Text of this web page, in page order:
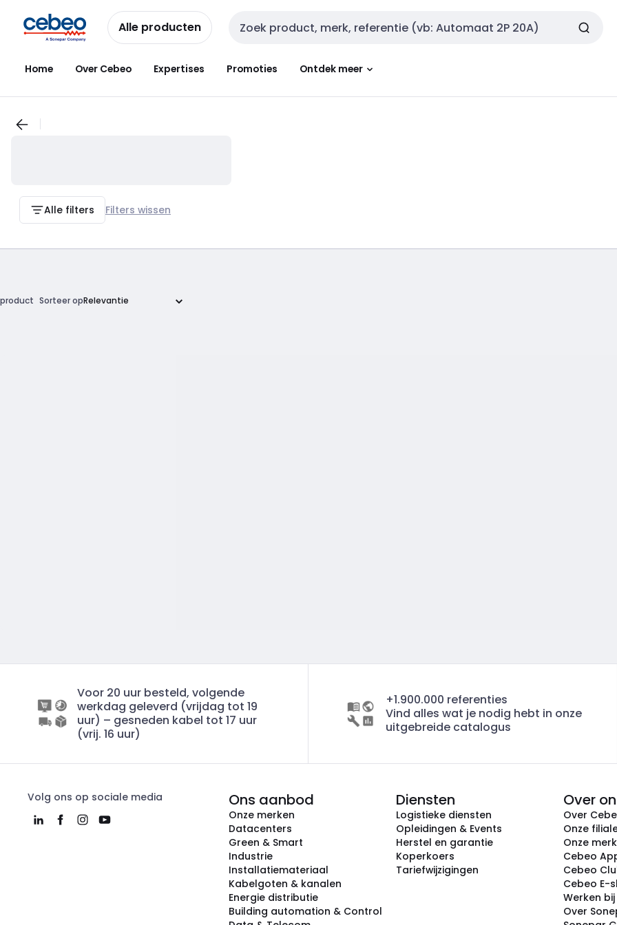
naar
navigatie
naar
inhoud
Alle producten Zoekveld invoer
Home Over Cebeo Expertises Promoties Ontdek meer
Alle filters Filters wissen
product Sorteer op
Voor 20 uur besteld, volgende
werkdag geleverd (vrijdag tot 19
uur) – gesneden kabel tot 17 uur
(vrij. 16 uur)
+1.900.000 referenties
Vind alles wat je nodig hebt in onze
uitgebreide catalogus
Volg ons op sociale media Ons aanbod
Onze merken
Datacenters
Green & Smart
Industrie
Installatiemateriaal
Kabelgoten & kanalen
Energie distributie
Building automation & Control
Diensten
Logistieke diensten
Opleidingen & Events
Herstel en garantie
Koperkoers
Tariefwijzigingen
Over
Over
Onze
Onze
Cebeo
Cebeo
Cebeo E-
Werken
Over